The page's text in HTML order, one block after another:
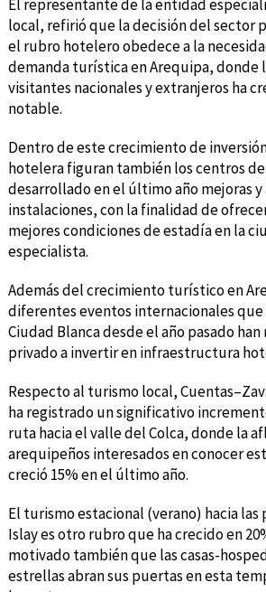
El representante de la entidad
local, refirió que la decisión del sector
el rubro hotelero obedece a la
demanda turística en Arequipa, donde
visitantes nacionales y extranjeros ha
notable.
Dentro de este crecimiento de
hotelera figuran también los centros
desarrollado en el último año mejoras y
instalaciones, con la finalidad de
mejores condiciones de estadía en la
especialista.
Además del crecimiento turístico en
diferentes eventos internacionales que
Ciudad Blanca desde el año pasado
privado a invertir en infraestructura
Respecto al turismo local,
ha registrado un significativo
ruta hacia el valle del Colca, donde la
arequipeños interesados en conocer
creció 15% en el último año.
El turismo estacional (verano) hacia las
Islay es otro rubro que ha crecido en
motivado también que las casas-
estrellas abran sus puertas en esta